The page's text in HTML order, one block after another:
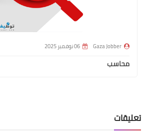
Gaza Jobber 06 نوفمبر 2025
محاسب
تعليقات